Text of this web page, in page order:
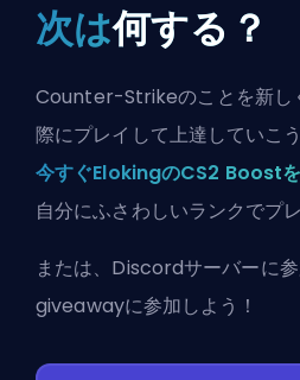
次は何する？
Counter-Strikeのことを新し
際にプレイして上達していこ
今すぐElokingのCS2 Boost
自分にふさわしいランクでプ
または、 Discordサーバーに
giveawayに参加しよう！